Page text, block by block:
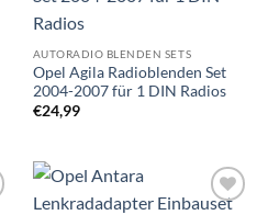
AUTORADIO BLENDEN SETS
Opel Agila Radioblenden Set
2004-2007 für 1 DIN Radios
€24,99